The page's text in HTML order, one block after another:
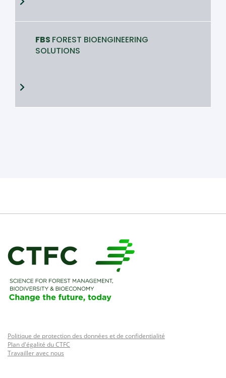
FBS FOREST BIOENGINEERING
SOLUTIONS
Politique de protection des données et de confidentialité
Plan d'égalité du CTFC
Travailler avec nous